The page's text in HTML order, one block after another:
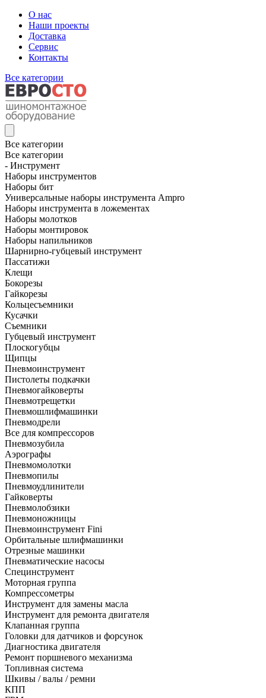
О нас
Наши проекты
Доставка
Сервис
Контакты
Все категории
Все категории
Все категории
- Инструмент
Наборы инструментов
Наборы бит
Универсальные наборы инструмента Ampro
Наборы инструмента в ложементах
Наборы молотков
Наборы монтировок
Наборы напильников
Шарнирно-губцевый инструмент
Пассатижи
Клещи
Бокорезы
Гайкорезы
Кольцесъемники
Кусачки
Съемники
Губцевый инструмент
Плоскогубцы
Щипцы
Пневмоинструмент
Пистолеты подкачки
Пневмогайковерты
Пневмотрещетки
Пневмошлифмашинки
Пневмодрели
Все для компрессоров
Пневмозубила
Аэрографы
Пневмомолотки
Пневмопилы
Пневмоудлинители
Гайковерты
Пневмолобзики
Пневмоножницы
Пневмоинструмент Fini
Орбитальные шлифмашинки
Отрезные машинки
Пневматические насосы
Специнструмент
Моторная группа
Компрессометры
Инструмент для замены масла
Инструмент для ремонта двигателя
Клапанная группа
Головки для датчиков и форсунок
Диагностика двигателя
Ремонт поршневого механизма
Топливная система
Шкивы / валы / ремни
КПП